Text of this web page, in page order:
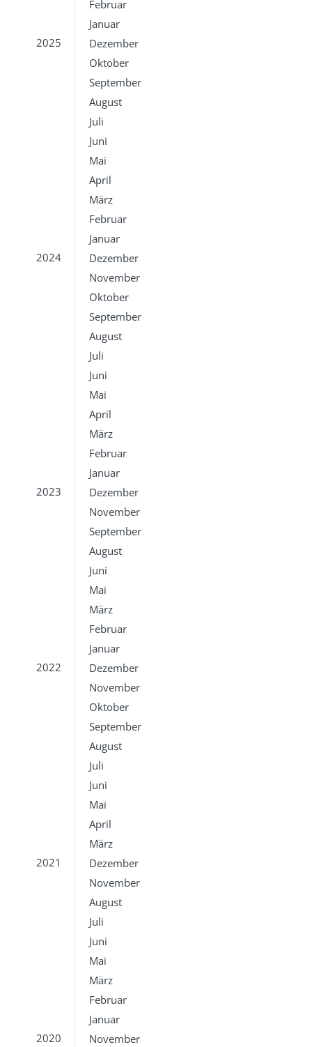
Februar
Januar
2025
Dezember
Oktober
September
August
Juli
Juni
Mai
April
März
Februar
Januar
2024
Dezember
November
Oktober
September
August
Juli
Juni
Mai
April
März
Februar
Januar
2023
Dezember
November
September
August
Juni
Mai
März
Februar
Januar
2022
Dezember
November
Oktober
September
August
Juli
Juni
Mai
April
März
2021
Dezember
November
August
Juli
Juni
Mai
März
Februar
Januar
2020
November